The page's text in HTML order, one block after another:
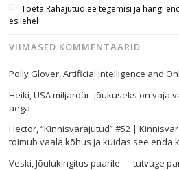
Toeta Rahajutud.ee tegemisi ja hangi
esilehel
VIIMASED KOMMENTAARID
Polly Glover,Artificial Intelligence and
Heiki,USA miljardär: jõukuseks on vaja
aega
Hector,“Kinnisvarajutud” #52 |
toimub vaala kõhus ja kuidas see enda
Veski,Jõulukingitus paarile — tutvuge